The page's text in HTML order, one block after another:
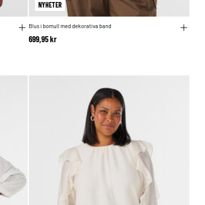
NYHETER
Blus i bomull med dekorativa band
699,95 kr